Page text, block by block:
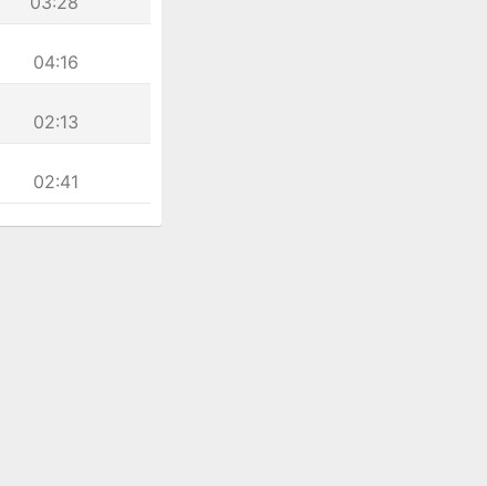
04:16
02:13
02:41